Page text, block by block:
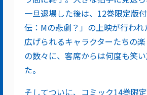
一旦退場した後は、12巻限定版
伝：Mの悲劇？」の上映が行われ
広げられるキャラクターたちの
の数々に、客席からは何度も笑
た。
そしてついに、コミック14巻限